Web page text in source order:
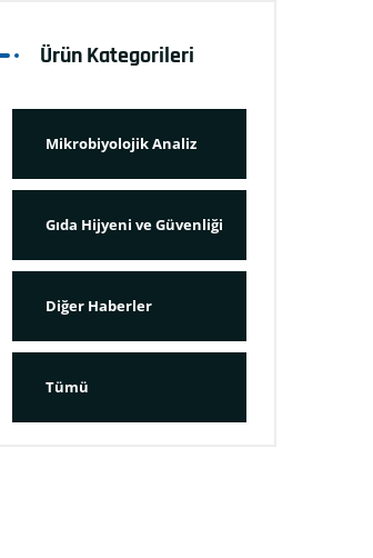
Ürün Kategorileri
Mikrobiyolojik Analiz
Gıda Hijyeni ve Güvenliği
Diğer Haberler
Tümü